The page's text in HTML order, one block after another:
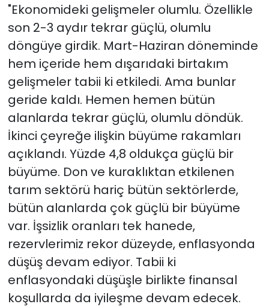
"Ekonomideki gelişmeler olumlu. Özellikle
son 2-3 aydır tekrar güçlü, olumlu
döngüye girdik. Mart-Haziran döneminde
hem içeride hem dışarıdaki birtakım
gelişmeler tabii ki etkiledi. Ama bunlar
geride kaldı. Hemen hemen bütün
alanlarda tekrar güçlü, olumlu döndük.
İkinci çeyreğe ilişkin büyüme rakamları
açıklandı. Yüzde 4,8 oldukça güçlü bir
büyüme. Don ve kuraklıktan etkilenen
tarım sektörü hariç bütün sektörlerde,
bütün alanlarda çok güçlü bir büyüme
var. İşsizlik oranları tek hanede,
rezervlerimiz rekor düzeyde, enflasyonda
düşüş devam ediyor. Tabii ki
enflasyondaki düşüşle birlikte finansal
koşullarda da iyileşme devam edecek.